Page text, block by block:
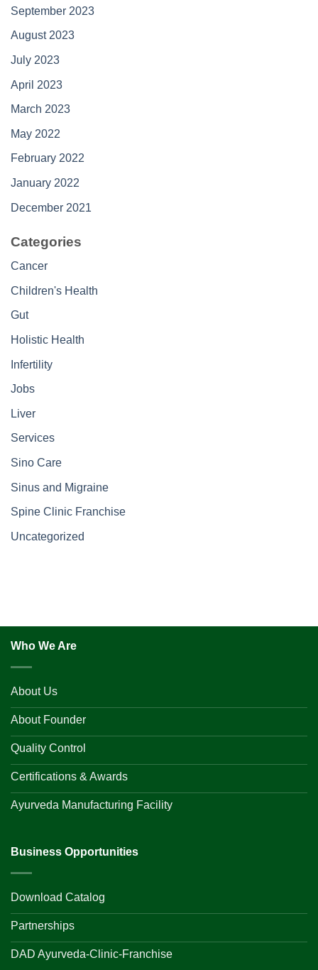
September 2023
August 2023
July 2023
April 2023
March 2023
May 2022
February 2022
January 2022
December 2021
Categories
Cancer
Children's Health
Gut
Holistic Health
Infertility
Jobs
Liver
Services
Sino Care
Sinus and Migraine
Spine Clinic Franchise
Uncategorized
Who We Are
About Us
About Founder
Quality Control
Certifications & Awards
Ayurveda Manufacturing Facility
Business Opportunities
Download Catalog
Partnerships
DAD Ayurveda-Clinic-Franchise